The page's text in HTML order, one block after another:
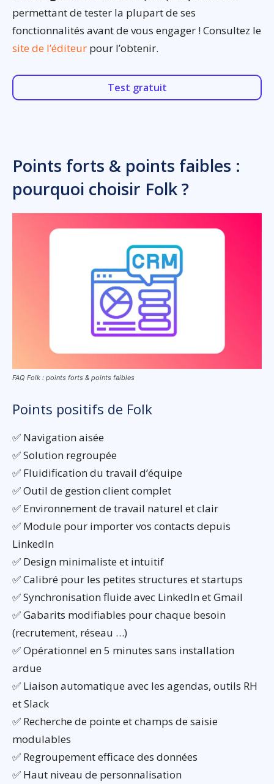
permettant de tester la plupart de ses
fonctionnalités avant de vous engager ! Consultez le
site de l’éditeur pour l’obtenir.
Test gratuit
Points forts & points faibles :
pourquoi choisir Folk ?
FAQ Folk : points forts & points faibles
Points positifs de Folk
✅ Navigation aisée
✅ Solution regroupée
✅ Fluidification du travail d’équipe
✅ Outil de gestion client complet
✅ Environnement de travail naturel et clair
✅ Module pour importer vos contacts depuis
LinkedIn
✅ Design minimaliste et intuitif
✅ Calibré pour les petites structures et startups
✅ Synchronisation fluide avec LinkedIn et Gmail
✅ Gabarits modifiables pour chaque besoin
(recrutement, réseau …)
✅ Opérationnel en 5 minutes sans installation
ardue
✅ Liaison automatique avec les agendas, outils RH
et Slack
✅ Recherche de pointe et champs de saisie
modulables
✅ Regroupement efficace des données
✅ Haut niveau de personnalisation